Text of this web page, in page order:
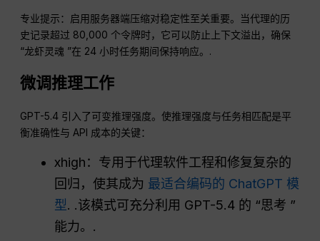
专业提示：启用服务器端压缩对稳定性至关重要。当代理的历
史记录超过 80,000 个令牌时，它可以防止上下文溢出，确保
“龙虾灵魂 ”在 24 小时任务期间保持响应。.
微调推理工作
GPT-5.4 引入了可变推理强度。使推理强度与任务相匹配是平
衡准确性与 API 成本的关键：
xhigh：专用于代理软件工程和修复复杂的
回归，使其成为 最适合编码的 ChatGPT 模
型. .该模式可充分利用 GPT-5.4 的 “思考 ”
能力。.